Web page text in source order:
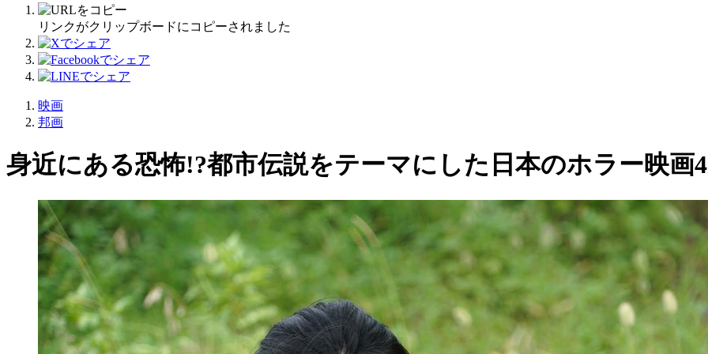
リンクがクリップボードにコピーされました
映画
邦画
身近にある恐怖!?都市伝説をテーマにした日本のホラー映画